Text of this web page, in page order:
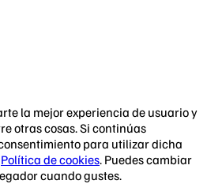
la mejor experiencia de usuario y
otras cosas. Si continúas
para utilizar dicha
Política de cookies. Puedes cambiar
cuando gustes.